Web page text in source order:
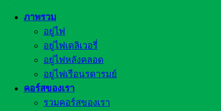
ภาพรวม
อยู่ไฟ
อยู่ไฟเดลิเวอรี่
อยู่ไฟหลังคลอด
อยู่ไฟเรือนรดารมย์
คอร์สของเรา
รวมคอร์สของเรา